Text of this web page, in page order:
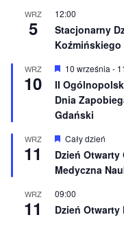
n
e
WRZ
5
12:00
Stacjonarny
Koźmińskiego
WRZ
10
W
y
r
ó
ż
n
o
n
e
10 września -
II
Dnia
Gdański
WRZ
11
W
y
r
ó
n
o
Cały dzień
Dzień Otwarty
Medyczna
WRZ
11
09:00
Dzień Otwarty